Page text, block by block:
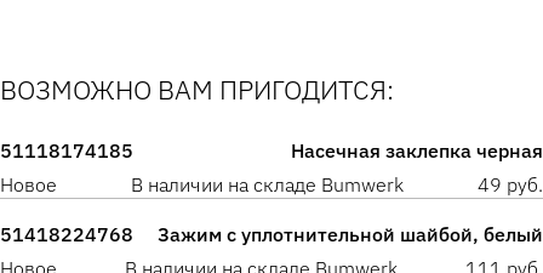
ВОЗМОЖНО ВАМ ПРИГОДИТСЯ:
51118174185
Насечная заклепка черная
Новое
В наличии на складе Bumwerk 49 руб.
51418224768
Зажим с уплотнительной шайбой, белый